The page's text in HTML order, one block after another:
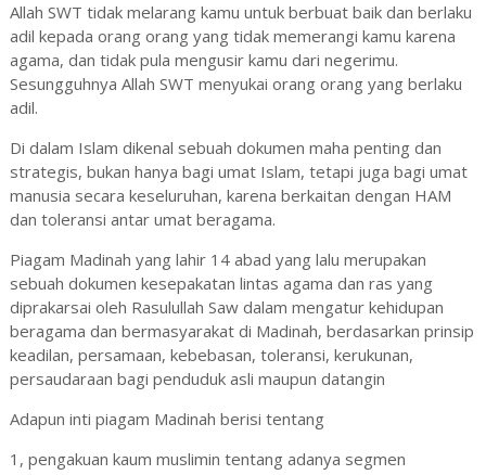
Allah SWT tidak melarang kamu untuk berbuat baik dan berlaku
adil kepada orang orang yang tidak memerangi kamu karena
agama, dan tidak pula mengusir kamu dari negerimu.
Sesungguhnya Allah SWT menyukai orang orang yang berlaku
adil.
Di dalam Islam dikenal sebuah dokumen maha penting dan
strategis, bukan hanya bagi umat Islam, tetapi juga bagi umat
manusia secara keseluruhan, karena berkaitan dengan HAM
dan toleransi antar umat beragama.
Piagam Madinah yang lahir 14 abad yang lalu merupakan
sebuah dokumen kesepakatan lintas agama dan ras yang
diprakarsai oleh Rasulullah Saw dalam mengatur kehidupan
beragama dan bermasyarakat di Madinah, berdasarkan prinsip
keadilan, persamaan, kebebasan, toleransi, kerukunan,
persaudaraan bagi penduduk asli maupun datangin
Adapun inti piagam Madinah berisi tentang
1, pengakuan kaum muslimin tentang adanya segmen